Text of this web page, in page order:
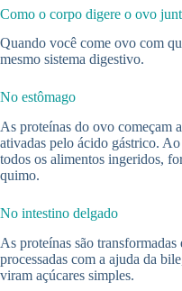
Como o corpo digere o ovo
Quando você come ovo com
mesmo sistema digestivo.
No estômago
As proteínas do ovo começam
ativadas pelo ácido gástrico.
todos os alimentos ingeridos,
quimo.
No intestino delgado
As proteínas são
processadas com a ajuda da
viram açúcares simples.